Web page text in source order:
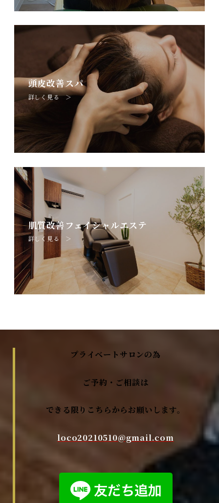
頭皮改善スパ
詳しく見る ＞
肌質改善フェイシャルエステ
詳しく見る ＞
プライベートサロンの為
ご予約・ご相談は
できる限りこちらからお願いします。
loco20210510@gmail.com